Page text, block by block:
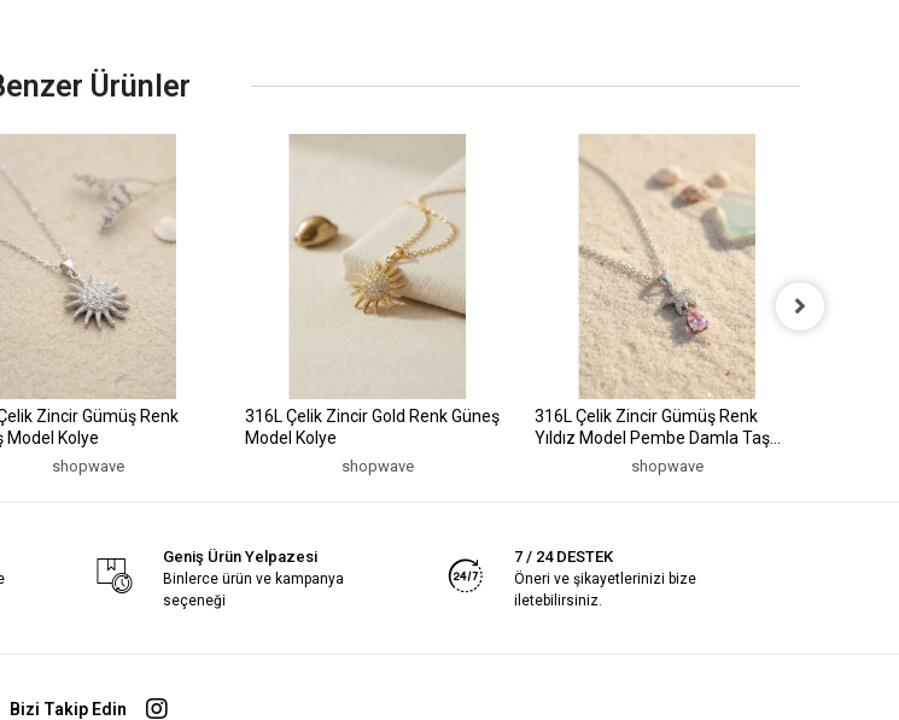
Ürünler
Zincir Gümüş Renk
Model Kolye
shopwave
316L Çelik Zincir Gold Renk Güneş
Model Kolye
shopwave
316L Çelik Zincir Gümüş Renk
Yıldız Model Pembe Damla Taş
shopwave
Geniş Ürün Yelpazesi
Binlerce ürün ve kampanya
seçeneği
7 / 24 DESTEK
Öneri ve şikayetlerinizi bize
iletebilirsiniz.
Bizi Takip Edin